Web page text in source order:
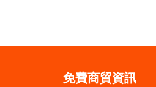
免費商貿資訊